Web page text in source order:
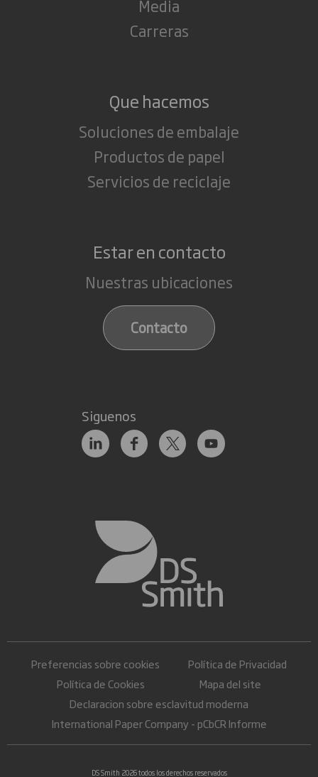
Media
Carreras
Que hacemos
Soluciones de embalaje
Productos de papel
Servicios de reciclaje
Estar en contacto
Nuestras ubicaciones
Contacto
Siguenos
Preferencias sobre cookies
Política de Privacidad
Política de Cookies
Mapa del site
Declaracion sobre esclavitud moderna
International Paper Company - pCbCR Informe
DS Smith 2026 todos los derechos reservados